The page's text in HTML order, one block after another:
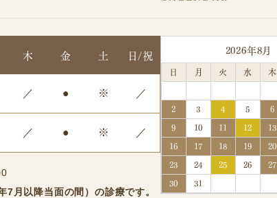
木 金 土 日/祝
／ ● ※ ／
／ ● ※ ／
月以降当面の間）の診療です。
2026年8月
日 月 火 水 木
2
3 4 5 6
9
10 11 12 13
16
17 18 19 20
23
24 25 26 27
30
31